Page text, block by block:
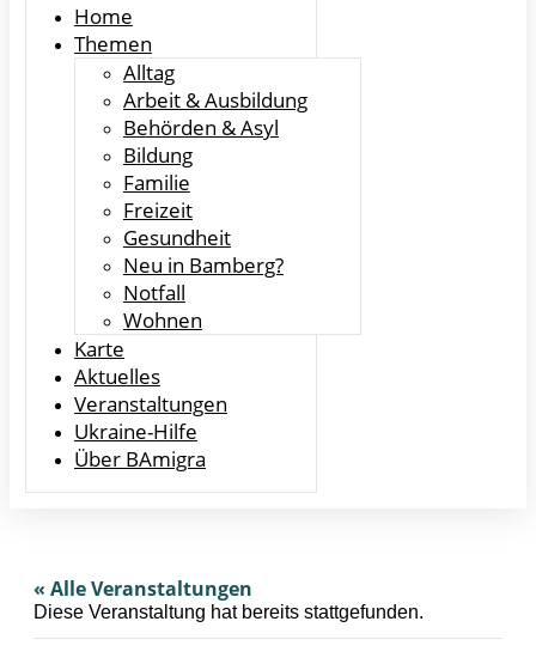
Home
Themen
Alltag
Arbeit & Ausbildung
Behörden & Asyl
Bildung
Familie
Freizeit
Gesundheit
Neu in Bamberg?
Notfall
Wohnen
Karte
Aktuelles
Veranstaltungen
Ukraine-Hilfe
Über BAmigra
« Alle Veranstaltungen
Diese Veranstaltung hat bereits stattgefunden.